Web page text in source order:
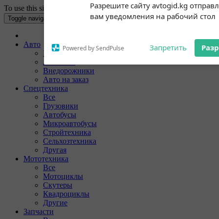
Разрешите сайту avtogid.kg
вам уведомления на рабочий стол
Запретить
Subscribe to our
notifications!
To use this site your Internet browser must have Cookies enabled.
Toggle navigation
Авто
Все
Легковые
Внедорожники
Авто на заказ
Спецтехника
Все
Грузовики
Автобусы
Микроавтобусы
Стройтехника
Сельхозтехника
Другая
Мототехника
Все
Мотоциклы
Скутеры
Квадроциклы
Другие
Запчасти